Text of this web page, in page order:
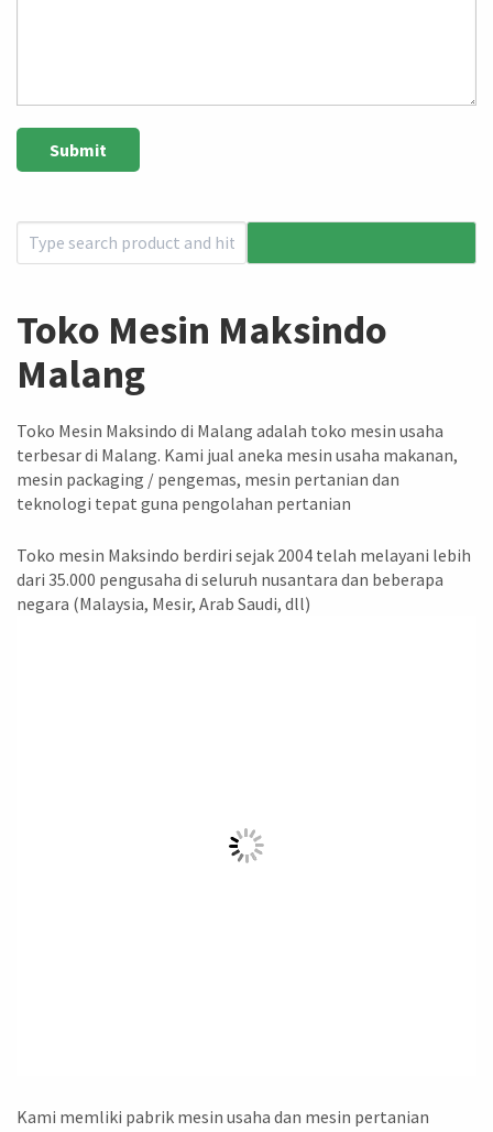
Toko Mesin Maksindo
Malang
Toko Mesin Maksindo di Malang adalah toko mesin usaha
terbesar di Malang. Kami jual aneka mesin usaha makanan,
mesin packaging / pengemas, mesin pertanian dan
teknologi tepat guna pengolahan pertanian
Toko mesin Maksindo berdiri sejak 2004 telah melayani lebih
dari 35.000 pengusaha di seluruh nusantara dan beberapa
negara (Malaysia, Mesir, Arab Saudi, dll)
Kami memliki pabrik mesin usaha dan mesin pertanian